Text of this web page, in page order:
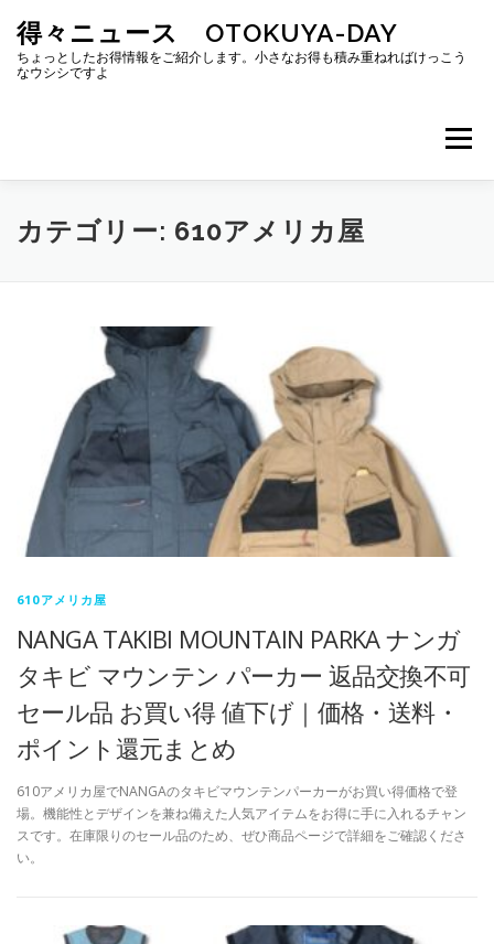
ッ
得々ニュース OTOKUYA-DAY
ちょっとしたお得情報をご紹介します。小さなお得も積み重ねればけっこう
なウシシですよ
メニュー
カテゴリー: 610アメリカ屋
610アメリカ屋
NANGA TAKIBI MOUNTAIN PARKA ナンガ
タキビ マウンテン パーカー 返品交換不可
セール品 お買い得 値下げ｜価格・送料・
ポイント還元まとめ
610アメリカ屋でNANGAのタキビマウンテンパーカーがお買い得価格で登
場。機能性とデザインを兼ね備えた人気アイテムをお得に手に入れるチャン
スです。在庫限りのセール品のため、ぜひ商品ページで詳細をご確認くださ
い。